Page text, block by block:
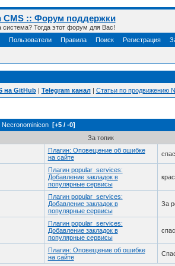
CMS :: Форум поддержки
Тогда этот форум для Вас!
Пользователи Правила Поиск Регистрация
на GitHub| Telegram канал| Статьи по продвижению
Necronominicon [+5 / -0]
За топик
Плагин: Оповещение об ошибке
на сайте
Плагин popular_services:
Добавление закладок в
популярные сервисы
Плагин popular_services:
Добавление закладок в
популярные сервисы
За
Плагин popular_services:
Добавление закладок в
популярные сервисы
Плагин: Оповещение об ошибке
на сайте